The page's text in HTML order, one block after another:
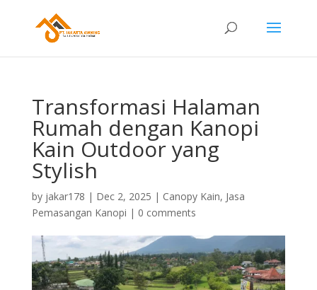
Transformasi Halaman
Rumah dengan Kanopi
Kain Outdoor yang
Stylish
by jakar178 | Dec 2, 2025 | Canopy Kain, Jasa
Pemasangan Kanopi | 0 comments